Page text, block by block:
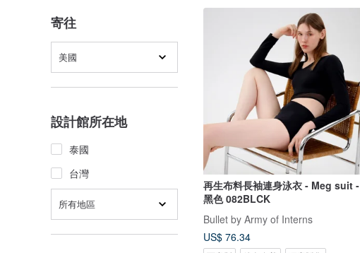
寄往
美國
設計館所在地
泰國
台灣
所有地區
再生布料長袖連身泳衣 - Meg suit -
黑色 082BLCK
Bullet by Army of Interns
US$ 76.34